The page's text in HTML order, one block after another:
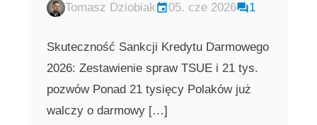
Tomasz Dziobiak 05. cze 2026 1
Skuteczność Sankcji Kredytu Darmowego
2026: Zestawienie spraw TSUE i 21 tys.
pozwów Ponad 21 tysięcy Polaków już
walczy o darmowy […]